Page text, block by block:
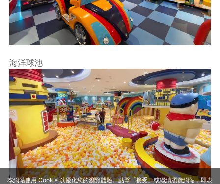
海洋球池
本網站使用 Cookie 以優化您的瀏覽體驗。點擊「接受」或繼續瀏覽網站，即表